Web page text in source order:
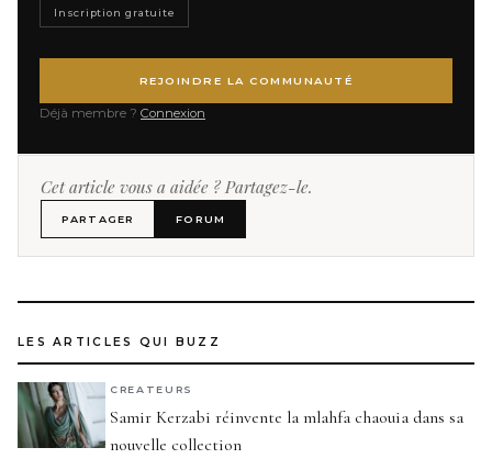
Inscription gratuite
REJOINDRE LA COMMUNAUTÉ
Déjà membre ? Connexion
Cet article vous a aidée ? Partagez-le.
PARTAGER FORUM
LES ARTICLES QUI BUZZ
CREATEURS
Samir Kerzabi réinvente la mlahfa chaouia dans sa
nouvelle collection